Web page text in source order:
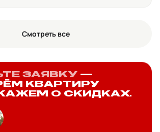
Смотреть все
ЗАЯВКУ —
КВАРТИРУ
О СКИДКАХ.